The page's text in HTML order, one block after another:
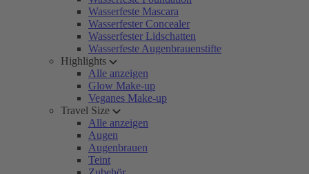
Wasserfeste Mascara
Wasserfester Concealer
Wasserfester Lidschatten
Wasserfeste Augenbrauenstifte
Highlights
Alle anzeigen
Glow Make-up
Veganes Make-up
Travel Size
Alle anzeigen
Augen
Augenbrauen
Teint